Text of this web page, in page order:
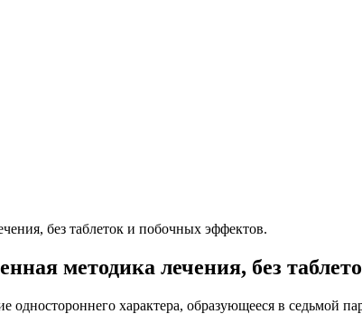
без таблеток и побочных эффектов.
методика лечения, без
одностороннего характера, образующееся в седьмой